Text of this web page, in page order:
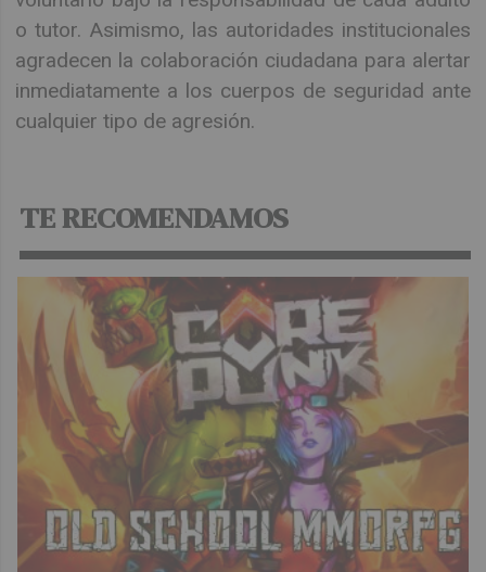
o tutor. Asimismo, las autoridades institucionales
agradecen la colaboración ciudadana para alertar
inmediatamente a los cuerpos de seguridad ante
cualquier tipo de agresión.
TE RECOMENDAMOS